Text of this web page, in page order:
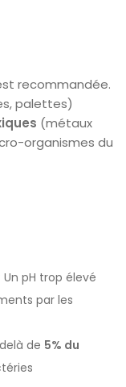
recommandée.
palettes)
(métaux
organismes du
: Un pH trop élevé
par les
de 5% du